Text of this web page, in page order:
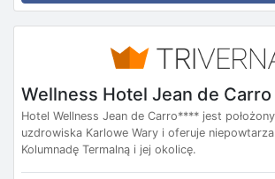
Wellness Hotel Jean de Carro
Hotel Wellness Jean de Carro**** jest
uzdrowiska Karlowe Wary i oferuje
Kolumnadę Termalną i jej okolicę.